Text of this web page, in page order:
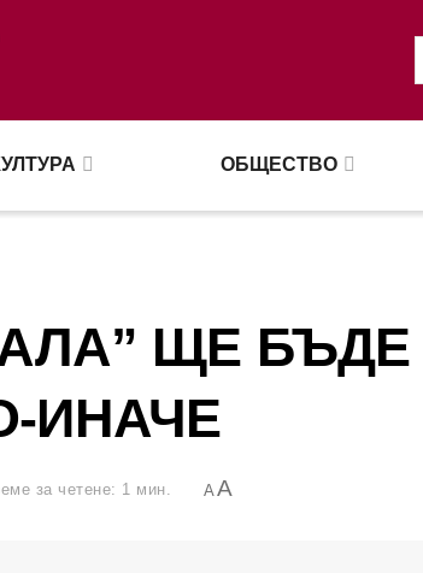
ОБЩЕСТВО
ЩЕ БЪДЕ
ИНАЧЕ
за четене: 1 мин. AA